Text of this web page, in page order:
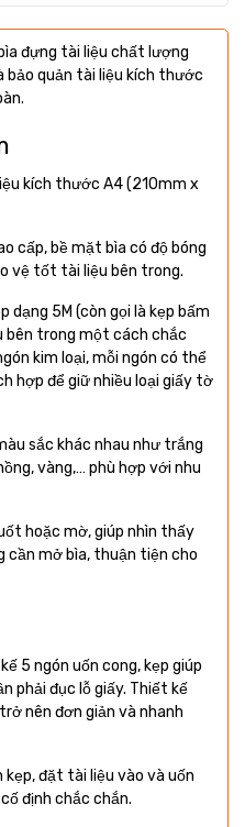
đựng tài liệu chất lượng
quản tài liệu kích thước
kích thước A4 (210mm x
cấp, bề mặt bìa có độ bóng
vệ tốt tài liệu bên trong.
dạng 5M (còn gọi là kẹp bấm
bên trong một cách chắc
kim loại, mỗi ngón có thể
hợp để giữ nhiều loại giấy tờ
sắc khác nhau như trắng
vàng,… phù hợp với nhu
hoặc mờ, giúp nhìn thấy
cần mở bìa, thuận tiện cho
5 ngón uốn cong, kẹp giúp
phải đục lỗ giấy. Thiết kế
nên đơn giản và nhanh
kẹp, đặt tài liệu vào và uốn
định chắc chắn.